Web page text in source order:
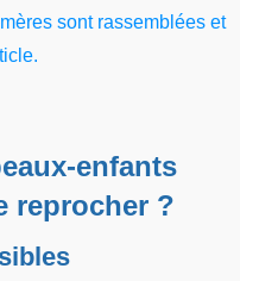
sont rassemblées et
enfants
reprocher ?